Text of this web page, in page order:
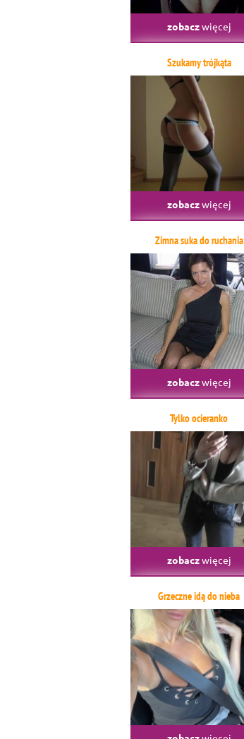
zobaczwięcej
Szukamy trójkąta
zobaczwięcej
Zimna suka do ruchania
zobaczwięcej
Tylko ocieranko
zobaczwięcej
Grzeczne idą do nieba